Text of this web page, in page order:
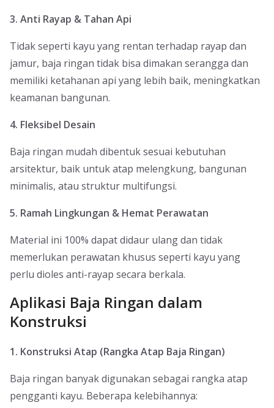
3. Anti Rayap & Tahan Api
Tidak seperti kayu yang rentan terhadap rayap dan
jamur, baja ringan tidak bisa dimakan serangga dan
memiliki ketahanan api yang lebih baik, meningkatkan
keamanan bangunan.
4. Fleksibel Desain
Baja ringan mudah dibentuk sesuai kebutuhan
arsitektur, baik untuk atap melengkung, bangunan
minimalis, atau struktur multifungsi.
5. Ramah Lingkungan & Hemat Perawatan
Material ini 100% dapat didaur ulang dan tidak
memerlukan perawatan khusus seperti kayu yang
perlu dioles anti-rayap secara berkala.
Aplikasi Baja Ringan dalam
Konstruksi
1. Konstruksi Atap (Rangka Atap Baja Ringan)
Baja ringan banyak digunakan sebagai rangka atap
pengganti kayu. Beberapa kelebihannya: